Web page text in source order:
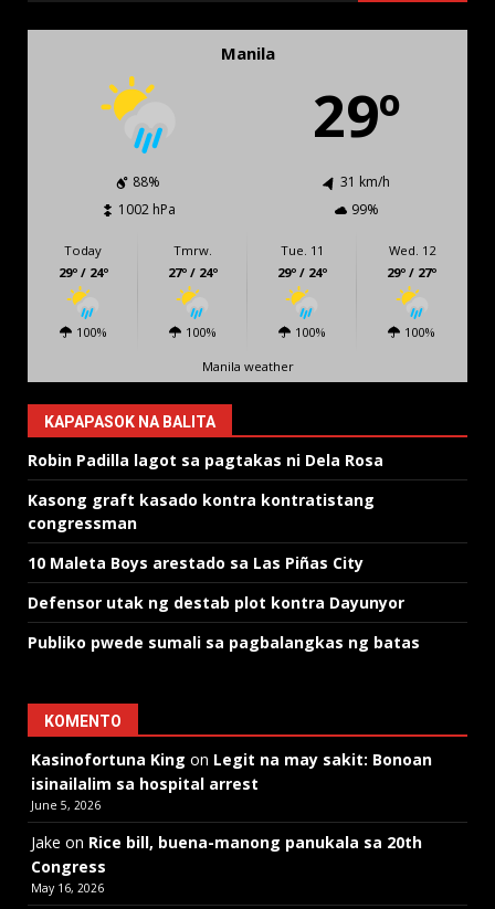
Manila
29º
88%
31 km/h
1002 hPa
99%
Today
29º / 24º
100%
Tmrw.
27º / 24º
100%
Tue. 11
29º / 24º
100%
Wed. 12
29º / 27º
100%
Manila weather
KAPAPASOK NA BALITA
Robin Padilla lagot sa pagtakas ni Dela Rosa
Kasong graft kasado kontra kontratistang
congressman
10 Maleta Boys arestado sa Las Piñas City
Defensor utak ng destab plot kontra Dayunyor
Publiko pwede sumali sa pagbalangkas ng batas
KOMENTO
Kasinofortuna King on Legit na may sakit: Bonoan
isinailalim sa hospital arrest
June 5, 2026
Jake on Rice bill, buena-manong panukala sa 20th
Congress
May 16, 2026